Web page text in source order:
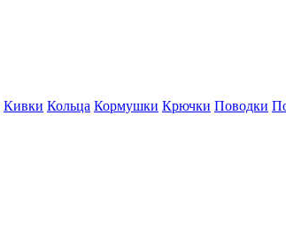
Кивки Кольца Кормушки Крючки Поводки